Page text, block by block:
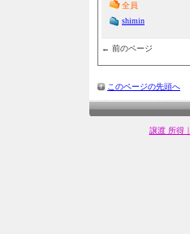
全員
shimin
← 前のページ
このページの先頭へ
譲渡 所得｜